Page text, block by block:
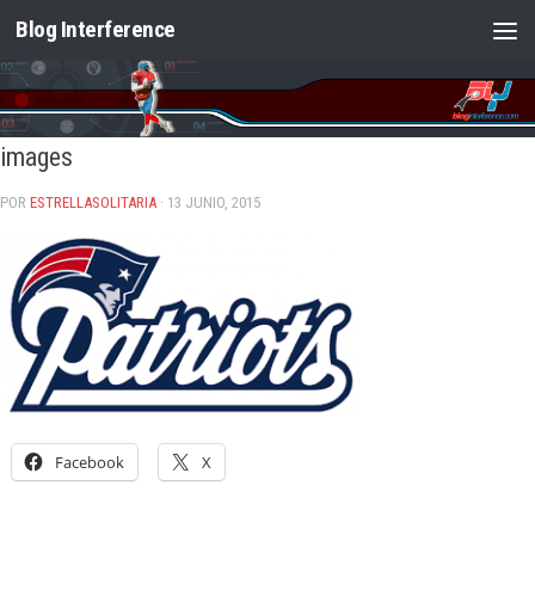
Saltar al contenido
Blog Interference
images
POR ESTRELLASOLITARIA · 13 JUNIO, 2015
Facebook X